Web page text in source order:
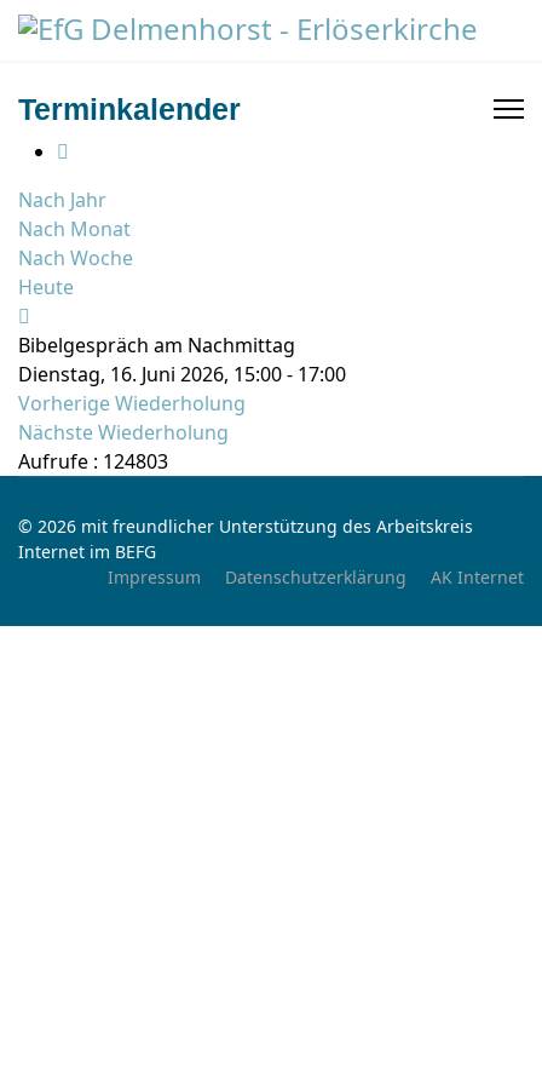
Terminkalender
Nach Jahr
Nach Monat
Nach Woche
Heute
Bibelgespräch am Nachmittag
Dienstag, 16. Juni 2026, 15:00 - 17:00
Vorherige Wiederholung
Nächste Wiederholung
Aufrufe : 124803
© 2026 mit freundlicher Unterstützung des Arbeitskreis
Internet im BEFG
Impressum
Datenschutzerklärung AK Internet